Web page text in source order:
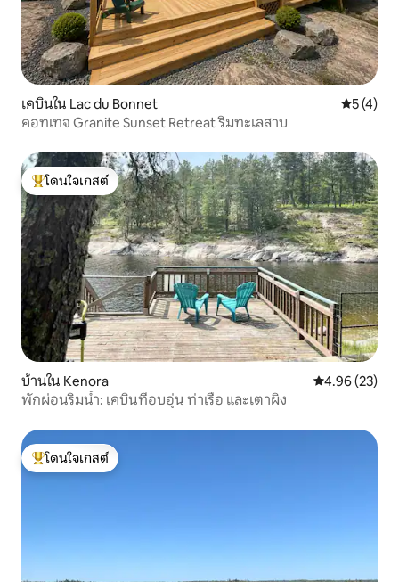
เคบินใน Lac du Bonnet คะแนนเฉ
5 (4)
คอทเทจ Granite Sunset Retreat ริมทะเลสาบ
โดนใจเกสต์ที่สุด
โดนใจเกสต์
บ้านใน Kenora คะแนนเฉลี่ย
4.96 (23)
พักผ่อนริมน้ำ: เคบินที่อบอุ่น ท่าเรือ และเตาผิง
โดนใจเกสต์ที่สุด
โดนใจเกสต์